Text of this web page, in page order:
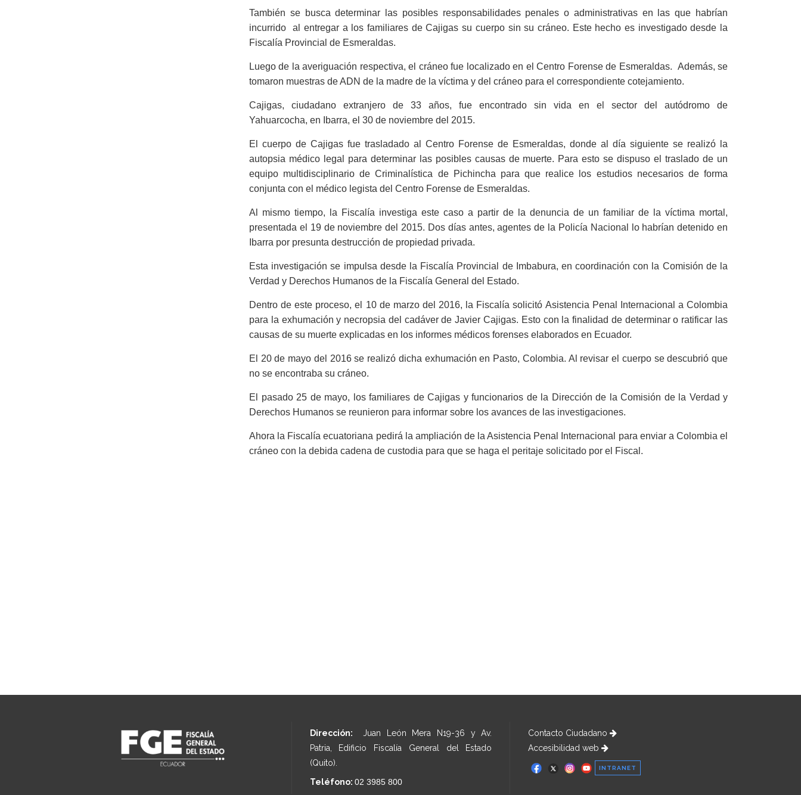
También se busca determinar las posibles responsabilidades penales o administrativas en las que habrían
incurrido al entregar a los familiares de Cajigas su cuerpo sin su cráneo. Este hecho es investigado desde la
Fiscalía Provincial de Esmeraldas.
Luego de la averiguación respectiva, el cráneo fue localizado en el Centro Forense de Esmeraldas. Además, se
tomaron muestras de ADN de la madre de la víctima y del cráneo para el correspondiente cotejamiento.
Cajigas, ciudadano extranjero de 33 años, fue encontrado sin vida en el sector del autódromo de
Yahuarcocha, en Ibarra, el 30 de noviembre del 2015.
El cuerpo de Cajigas fue trasladado al Centro Forense de Esmeraldas, donde al día siguiente se realizó la
autopsia médico legal para determinar las posibles causas de muerte. Para esto se dispuso el traslado de un
equipo multidisciplinario de Criminalística de Pichincha para que realice los estudios necesarios de forma
conjunta con el médico legista del Centro Forense de Esmeraldas.
Al mismo tiempo, la Fiscalía investiga este caso a partir de la denuncia de un familiar de la víctima mortal,
presentada el 19 de noviembre del 2015. Dos días antes, agentes de la Policía Nacional lo habrían detenido en
Ibarra por presunta destrucción de propiedad privada.
Esta investigación se impulsa desde la Fiscalía Provincial de Imbabura, en coordinación con la Comisión de la
Verdad y Derechos Humanos de la Fiscalía General del Estado.
Dentro de este proceso, el 10 de marzo del 2016, la Fiscalía solicitó Asistencia Penal Internacional a Colombia
para la exhumación y necropsia del cadáver de Javier Cajigas. Esto con la finalidad de determinar o ratificar las
causas de su muerte explicadas en los informes médicos forenses elaborados en Ecuador.
El 20 de mayo del 2016 se realizó dicha exhumación en Pasto, Colombia. Al revisar el cuerpo se descubrió que
no se encontraba su cráneo.
El pasado 25 de mayo, los familiares de Cajigas y funcionarios de la Dirección de la Comisión de la Verdad y
Derechos Humanos se reunieron para informar sobre los avances de las investigaciones.
Ahora la Fiscalía ecuatoriana pedirá la ampliación de la Asistencia Penal Internacional para enviar a Colombia el
cráneo con la debida cadena de custodia para que se haga el peritaje solicitado por el Fiscal.
Dirección: Juan León Mera N19-36 y Av.
Patria, Edificio Fiscalía General del Estado
(Quito).
Teléfono: 02 3985 800
Contacto Ciudadano
Accesibilidad web
INTRANET